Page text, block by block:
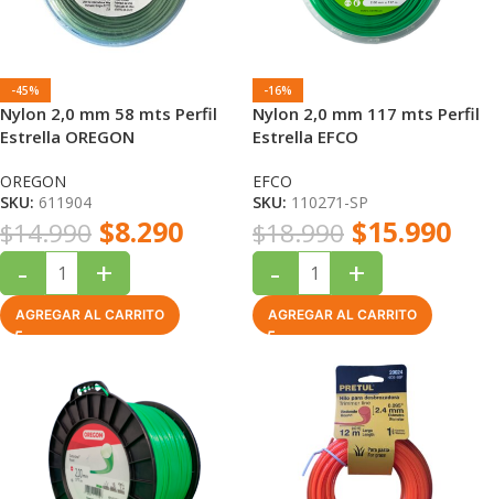
-45%
Nylon 2,0 mm 58 mts Perfil
Estrella OREGON
OREGON
SKU: 611904
$14.990 $8.290
- +
AGREGAR AL CARRITO
-16%
Nylon 2,0 mm 117 mts Perfil
Estrella EFCO
EFCO
SKU: 110271-SP
$18.990 $15.990
- +
AGREGAR AL CARRITO